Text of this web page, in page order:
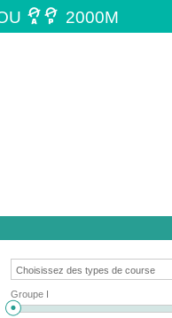
 2000M
Groupe I